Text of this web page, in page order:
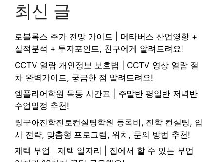
최신 글
로블록스 주가 전망 가이드 | 메타버스 산업영향 +
실적분석 + 투자포인트, 친구에게 알려드려요!
CCTV 열람 개인정보 보호법 | CCTV 영상 열람 절
차 완벽가이드, 궁금한 점 알려드려요!
엠폴리어학원 목동 시간표 | 주말반 평일반 저녁반
수업일정 추천!
링구아진학진로컨설팅학원 등록비, 진학 컨설팅, 입
시 전략, 맞춤형 프로그램, 위치, 문의 방법 추천!
재택 부업 | 재택 일자리 | 집에서 할 수 있는 부업